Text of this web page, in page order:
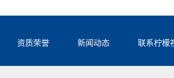
资质荣誉 新闻动态 联系柠檬